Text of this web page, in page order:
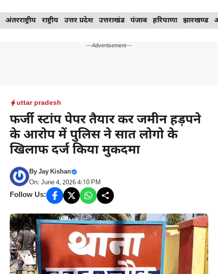
Skip
to
अंतरराष्ट्रीय राष्ट्रीय उत्तर प्रदेश उत्तराखंड पंजाब हरियाणा झारखण्ड
---Advertisement---
uttar pradesh
फर्जी स्टांप पेपर तैयार कर जमीन हड़पने
के आरोप में पुलिस ने सात लोगो के
खिलाफ दर्ज किया मुकदमा
ByJay Kishan
On: June 4, 2026 4:10 PM
Follow Us: